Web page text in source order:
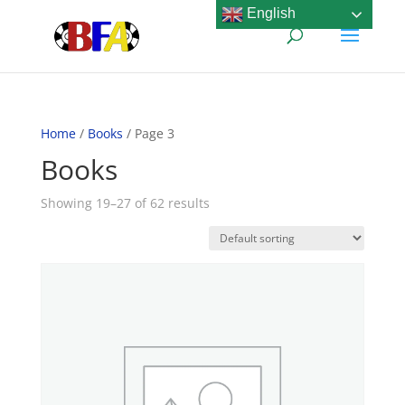
Home/ Books / Page 3
Books
Showing 19–27 of 62 results
English